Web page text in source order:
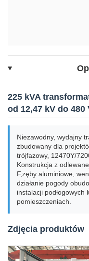
225 kVA
od 12,47 kV do 480
Niezawodny, wydajny
zbudowany dla
trójfazowy, 12470Y/
Konstrukcja z
F,zęby aluminiowe,
działanie pogody
instalacji podłogowych
pomieszczeniach.
Zdjęcia produktów